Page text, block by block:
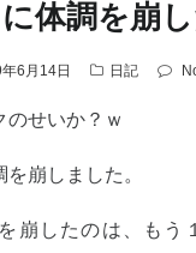
体調を崩
6月14日 日記
のせいか？ｗ
崩しました。
崩したのは、もう